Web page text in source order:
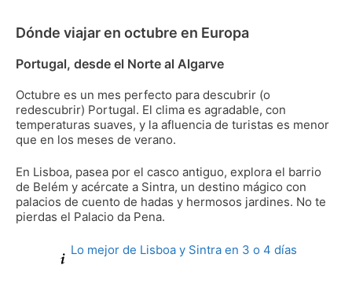
Dónde viajar en octubre en Europa
Portugal, desde el Norte al Algarve
Octubre es un mes perfecto para descubrir (o
redescubrir) Portugal. El clima es agradable, con
temperaturas suaves, y la afluencia de turistas es menor
que en los meses de verano.
En Lisboa, pasea por el casco antiguo, explora el barrio
de Belém y acércate a Sintra, un destino mágico con
palacios de cuento de hadas y hermosos jardines. No te
pierdas el Palacio da Pena.
Lo mejor de Lisboa y Sintra en 3 o 4 días